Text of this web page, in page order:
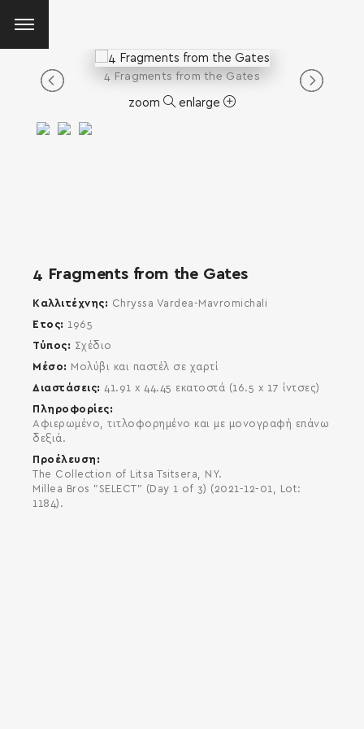
4 Fragments from the Gates
zoom enlarge
4 Fragments from the Gates
Καλλιτέχνης
Chryssa Vardea-Mavromichali
Έτος
1965
Τύπος
Σχέδιο
Μέσο
Μολύβι και παστέλ σε χαρτί
Διαστάσεις
41.91 x 44.45 εκατοστά (16.5 x 17 ίντσες)
Πληροφορίες
Αφιερωμένο, τιτλοφορημένο και με μονογραφή επάνω
δεξιά.
Προέλευση
The Collection of Litsa Tsitsera, NY.
Millea Bros "SELECT" (Day 1 of 3) (2021-12-01, Lot:
1184).